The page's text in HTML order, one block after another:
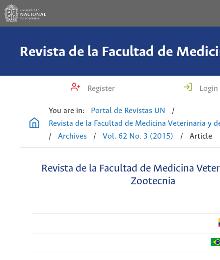
Register Login
You are in: Portal de Revistas UN
/
Revista de la Facultad de Medicina Veterinaria y
/
Archives / Vol. 62 No. 3 (2015) / Article
Revista de la Facultad de Medicina
Zootecnia